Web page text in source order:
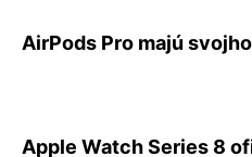
AirPods Pro majú
Apple Watch Series 8